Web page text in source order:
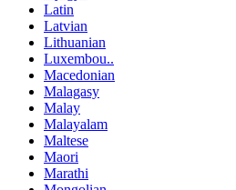
Latin
Latvian
Lithuanian
Luxembou..
Macedonian
Malagasy
Malay
Malayalam
Maltese
Maori
Marathi